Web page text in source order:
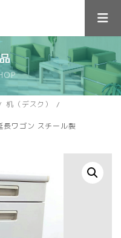
机（デスク）
ワゴン スチール製